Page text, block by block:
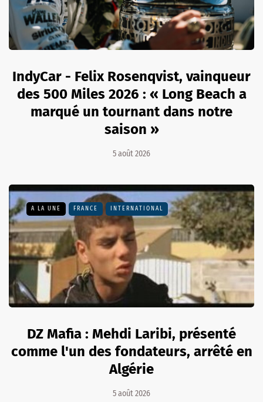
IndyCar - Felix Rosenqvist, vainqueur
des 500 Miles 2026 : « Long Beach a
marqué un tournant dans notre
saison »
5 août 2026
A LA UNE FRANCE INTERNATIONAL
DZ Mafia : Mehdi Laribi, présenté
comme l'un des fondateurs, arrêté en
Algérie
5 août 2026